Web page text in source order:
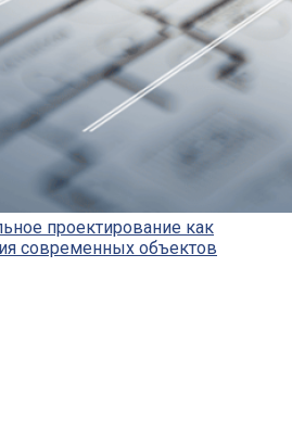
проектирование как
современных объектов